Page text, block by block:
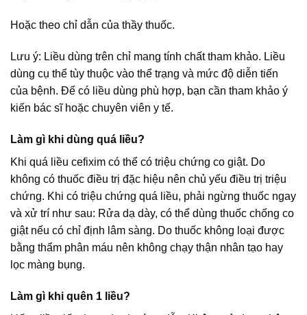
Hoặc theo chỉ dẫn của thầy thuốc.
Lưu ý: Liều dùng trên chỉ mang tính chất tham khảo. Liều
dùng cụ thể tùy thuộc vào thể trạng và mức độ diễn tiến
của bệnh. Để có liều dùng phù hợp, bạn cần tham khảo ý
kiến bác sĩ hoặc chuyên viên y tế.
Làm gì khi dùng quá liều?
Khi quá liều cefixim có thể có triệu chứng co giật. Do
không có thuốc điều trị đặc hiệu nên chủ yếu điều trị triệu
chứng. Khi có triệu chứng quá liều, phải ngừng thuốc ngay
và xử trí như sau: Rửa dạ dày, có thể dùng thuốc chống co
giật nếu có chỉ định lâm sàng. Do thuốc không loại được
bằng thẩm phân máu nên không chạy thận nhân tạo hay
lọc màng bụng.
Làm gì khi quên 1 liều?